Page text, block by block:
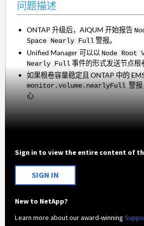
问题描述
ONTAP 升级后，AIQUM 开始报告
Space Nearly Full警报。
Unified Manager 可以以 Node Root
Nearly Full事件的形式发送节点根
如果根卷容量稳定且 ONTAP 中的
monitor.volume.nearlyFull 警报
心
Sign in to view the entire content of
SIGN IN
New to NetApp?
Learn more about our award-winning